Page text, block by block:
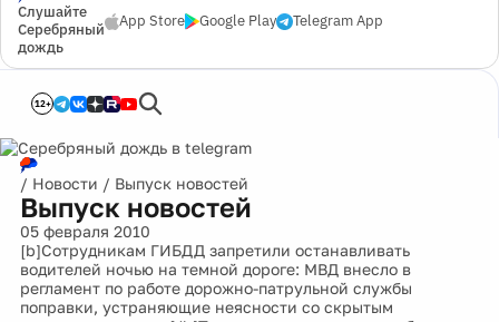
Слушайте
Серебряный
дождь
App Store Google Play Telegram App
12+
/ Новости / Выпуск новостей
Выпуск новостей
05 февраля 2010
[b]Сотрудникам ГИБДД запретили останавливать
водителей ночью на темной дороге: МВД внесло в
регламент по работе дорожно-патрульной службы
поправки, устраняющие неясности со скрытым